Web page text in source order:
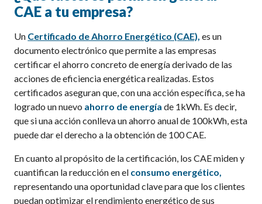
CAE a tu empresa?
Un Certificado de Ahorro Energético (CAE), es un
documento electrónico que permite a las empresas
certificar el ahorro concreto de energía derivado de las
acciones de eficiencia energética realizadas. Estos
certificados aseguran que, con una acción específica, se ha
logrado un nuevo ahorro de energía de 1kWh. Es decir,
que si una acción conlleva un ahorro anual de 100kWh, esta
puede dar el derecho a la obtención de 100 CAE.
En cuanto al propósito de la certificación, los CAE miden y
cuantifican la reducción en el consumo energético,
representando una oportunidad clave para que los clientes
puedan optimizar el rendimiento energético de sus